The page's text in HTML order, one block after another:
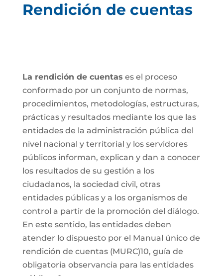
Rendición de cuentas
La rendición de cuentas es el proceso
conformado por un conjunto de normas,
procedimientos, metodologías, estructuras,
prácticas y resultados mediante los que las
entidades de la administración pública del
nivel nacional y territorial y los servidores
públicos informan, explican y dan a conocer
los resultados de su gestión a los
ciudadanos, la sociedad civil, otras
entidades públicas y a los organismos de
control a partir de la promoción del diálogo.
En este sentido, las entidades deben
atender lo dispuesto por el Manual único de
rendición de cuentas (MURC)10, guía de
obligatoria observancia para las entidades